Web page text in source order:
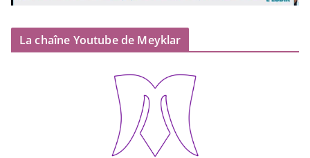
La chaîne Youtube de Meyklar